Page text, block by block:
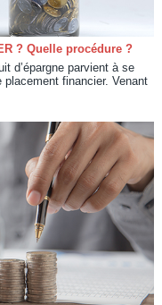
? Quelle procédure ?
d’épargne parvient à se
financier. Venant